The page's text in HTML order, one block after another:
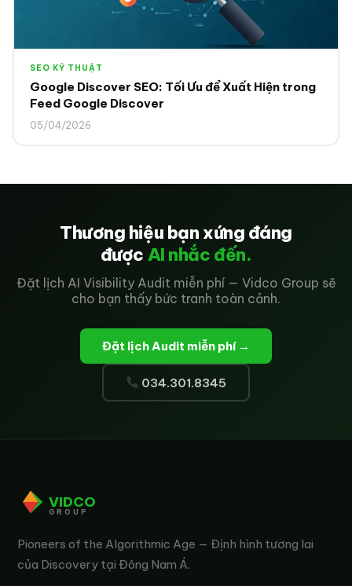
SEO KỸ THUẬT
Google Discover SEO: Tối Ưu để Xuất Hiện trong
Feed Google Discover
05/04/2026
Thương hiệu bạn xứng đáng
được AI nhắc đến.
Đặt lịch AI Visibility Audit miễn phí — Vidco Group sẽ
cho bạn thấy bức tranh toàn cảnh.
Đặt lịch Audit miễn phí →
034.301.8345
VIDCO
GROUP
Pioneers of the Algorithmic Age — Định hình tương lai
của Discovery tại Đông Nam Á.